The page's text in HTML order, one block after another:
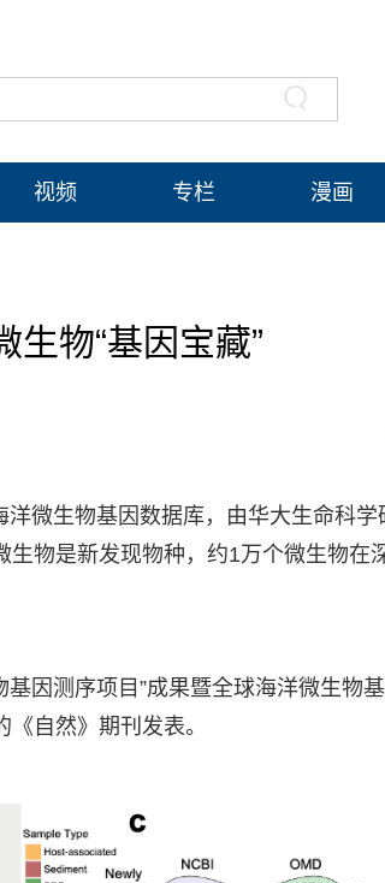
视频 专栏 漫画
物“基因宝藏”
微生物基因数据库，由华大生命科学
物是新发现物种，约1万个微生物在
因测序项目”成果暨全球海洋微生物
自然》期刊发表。